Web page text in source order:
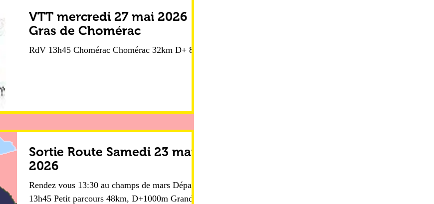
VTT mercredi 27 mai 2026
Gras de Chomérac
RdV 13h45 Chomérac Chomérac 32km D+ 850
Sortie Route Samedi 23 mai
2026
Rendez vous 13:30 au champs de mars Départ
13h45 Petit parcours 48km, D+1000m Grand